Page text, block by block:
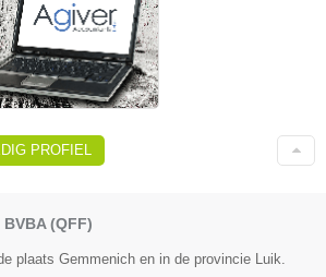
PROFIEL
(QFF)
plaats Gemmenich en in de provincie Luik.